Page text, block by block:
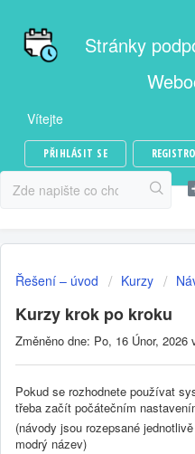
Stránky
Vítejte
PŘIHLÁSIT SE
Řešení – úvod Kurzy
Kurzy krok po kroku
Změněno dne: Po, 16 Únor, 2026
Pokud se rozhodnete používat
třeba začít počátečním
(návody jsou rozepsané
modrý název)